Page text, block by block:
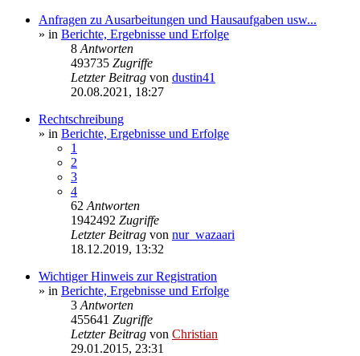
Anfragen zu Ausarbeitungen und Hausaufgaben usw...
» in Berichte, Ergebnisse und Erfolge
8 Antworten
493735 Zugriffe
Letzter Beitrag von dustin41
20.08.2021, 18:27
Rechtschreibung
» in Berichte, Ergebnisse und Erfolge
1
2
3
4
62 Antworten
1942492 Zugriffe
Letzter Beitrag von nur_wazaari
18.12.2019, 13:32
Wichtiger Hinweis zur Registration
» in Berichte, Ergebnisse und Erfolge
3 Antworten
455641 Zugriffe
Letzter Beitrag von Christian
29.01.2015, 23:31